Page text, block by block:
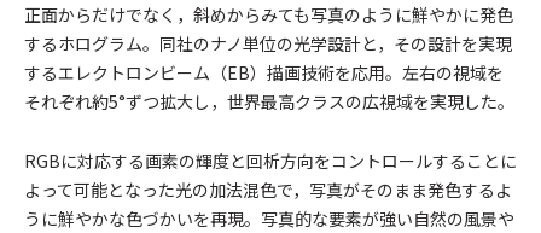
正面からだけでなく，斜めからみても写真のように鮮やかに発色
するホログラム。同社のナノ単位の光学設計と，その設計を実現
するエレクトロンビーム（EB）描画技術を応用。左右の視域を
それぞれ約5°ずつ拡大し，世界最高クラスの広視域を実現した。
RGBに対応する画素の輝度と回析方向をコントロールすることに
よって可能となった光の加法混色で，写真がそのまま発色するよ
うに鮮やかな色づかいを再現。写真的な要素が強い自然の風景や